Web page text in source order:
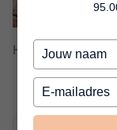
Typ
je
naam
Typ
je
e-
Home Fun